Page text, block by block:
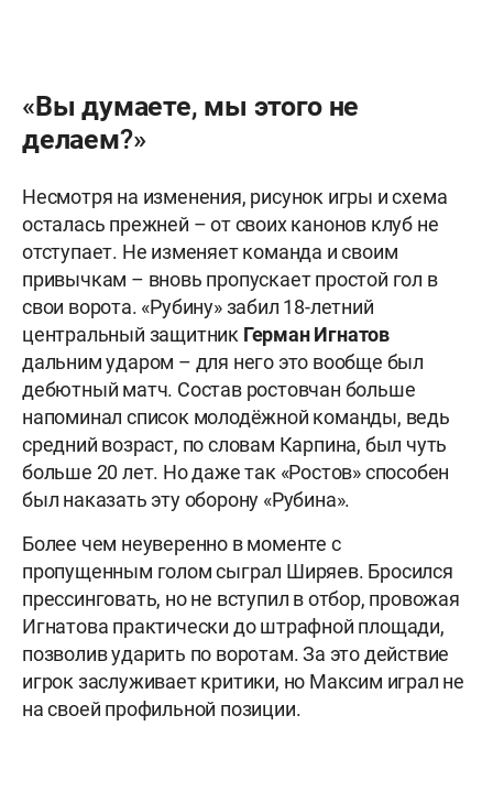
«Вы думаете, мы этого не
делаем?»
Несмотря на изменения, рисунок игры и схема
осталась прежней – от своих канонов клуб не
отступает. Не изменяет команда и своим
привычкам – вновь пропускает простой гол в
свои ворота. «Рубину» забил 18-летний
центральный защитник Герман Игнатов
дальним ударом – для него это вообще был
дебютный матч. Состав ростовчан больше
напоминал список молодёжной команды, ведь
средний возраст, по словам Карпина, был чуть
больше 20 лет. Но даже так «Ростов» способен
был наказать эту оборону «Рубина».
Более чем неуверенно в моменте с
пропущенным голом сыграл Ширяев. Бросился
прессинговать, но не вступил в отбор, провожая
Игнатова практически до штрафной площади,
позволив ударить по воротам. За это действие
игрок заслуживает критики, но Максим играл не
на своей профильной позиции.